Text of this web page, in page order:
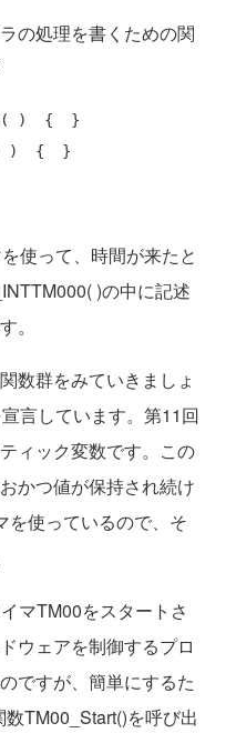
の処理を書くための関
)  {  }
)  {  }
使って、時間が来たと
)の中に記述
。
数群をみていきましょ
言しています。第11回
ィック変数です。この
かつ値が保持され続け
を使っているので、そ
マTM00をスタートさ
ウェアを制御するプロ
ですが、簡単にするた
TM00_Start()を呼び出